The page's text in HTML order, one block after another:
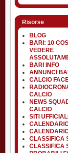
Risorse
BLOG
BARI: 10
VEDERE
BARI INFO
ANNUNCI
CALCIO
CALCIO
NEWS
CALCIO
SITI
CLASSIFICA
CLASSIFICA